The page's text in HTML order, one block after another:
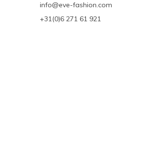
info@eve-fashion.com
+31(0)6 271 61 921